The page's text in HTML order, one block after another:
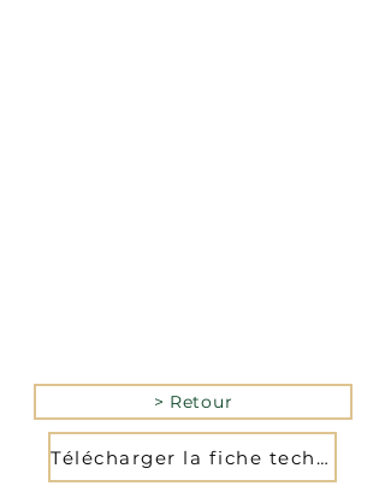
> Retour
Télécharger la fiche technique